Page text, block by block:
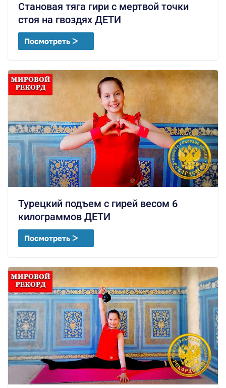
Становая тяга гири с мертвой точки
стоя на гвоздях ДЕТИ
Посмотреть ᐳ
Турецкий подъем с гирей весом 6
килограммов ДЕТИ
Посмотреть ᐳ